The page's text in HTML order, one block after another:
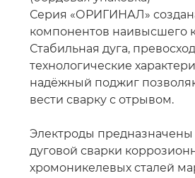
Серия «ОРИГИНАЛ»
компонентов наивысшего
Стабильная дуга,
технологические
надёжный поджиг
вести сварку с отрывом.
Электроды предназначены
дуговой сварки
хромоникелевых сталей